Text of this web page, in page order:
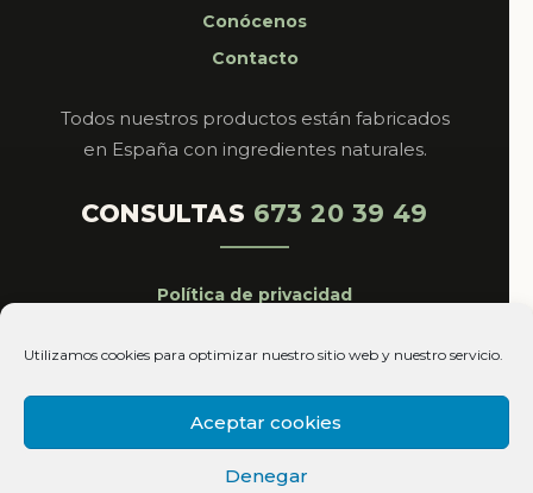
Utilizamos cookies para optimizar nuestro sitio web y nuestro servicio.
Aceptar cookies
Denegar
Conócenos
Contacto
Todos nuestros productos están fabricados
en España con ingredientes naturales.
CONSULTAS 673 20 39 49
Política de privacidad
Copyright© 2026 Magistral Royal All Rights